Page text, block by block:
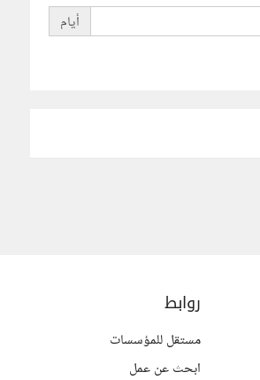
أيام
روابط
مستقل للمؤسسات
ابحث عن عمل